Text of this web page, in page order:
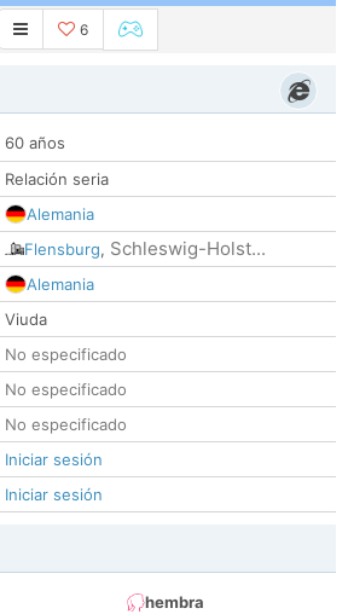
6
60 años
Relación seria
Alemania
Flensburg, Schleswig-Holst...
Alemania
Viuda
No especificado
No especificado
No especificado
Iniciar sesión
Iniciar sesión
hembra